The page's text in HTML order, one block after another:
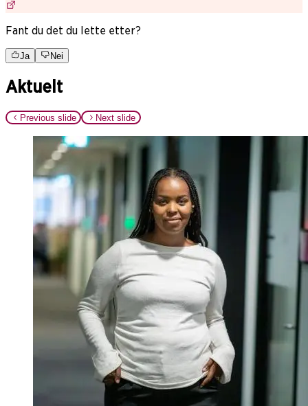
Fant du det du lette etter?
Ja Nei
Aktuelt
Previous slide Next slide